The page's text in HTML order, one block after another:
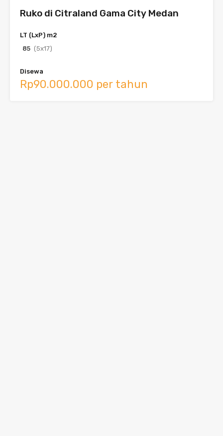
Ruko di Citraland Gama City Medan
LT (LxP) m2
85 (5x17)
Disewa
Rp90.000.000 per tahun